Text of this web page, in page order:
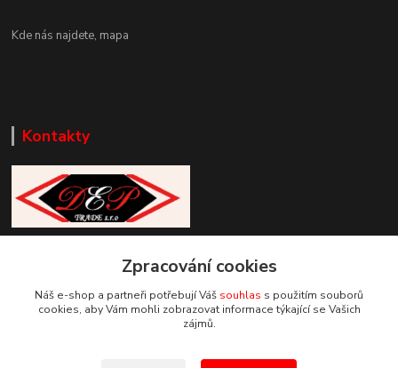
Kde nás najdete, mapa
Kontakty
+420 777 085 857
info@deptrade.cz
Zpracování cookies
Náš e-shop a partneři potřebují Váš souhlas s použitím souborů
cookies, aby Vám mohli zobrazovat informace týkající se Vašich
zájmů.